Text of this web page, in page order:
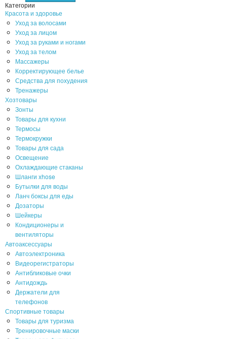
Категории
Красота и здоровье
Уход за волосами
Уход за лицом
Уход за руками и ногами
Уход за телом
Массажеры
Корректирующее белье
Средства для похудения
Тренажеры
Хозтовары
Зонты
Товары для кухни
Термосы
Термокружки
Товары для сада
Освещение
Охлаждающие стаканы
Шланги xhose
Бутылки для воды
Ланч боксы для еды
Дозаторы
Шейкеры
Кондиционеры и
вентиляторы
Автоаксессуары
Автоэлектроника
Видеорегистраторы
Антибликовые очки
Антидождь
Держатели для
телефонов
Спортивные товары
Товары для туризма
Тренировочные маски